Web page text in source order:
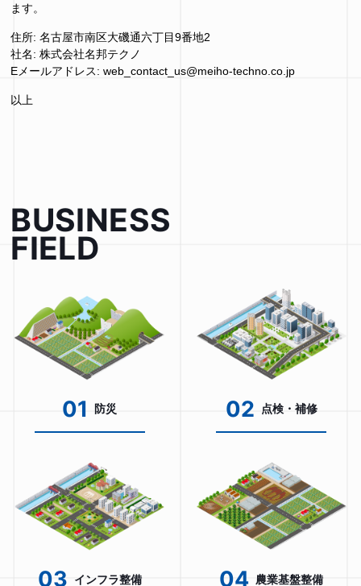
ます。
住所: 名古屋市南区大磯通六丁目9番地2
社名: 株式会社名邦テクノ
Eメールアドレス: web_contact_us@meiho-techno.co.jp
以上
BUSINESS
FIELD
01 防災 02 点検・補修
03 インフラ整備 04 農業基盤整備